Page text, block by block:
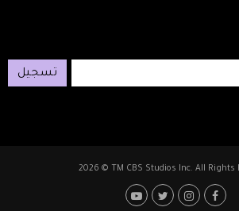
تسجيل
2026 © TM CBS Studios Inc. All Rights